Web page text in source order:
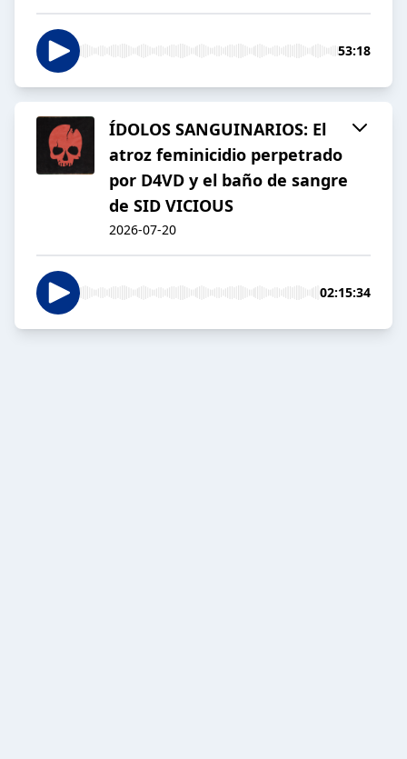
53:18
ÍDOLOS SANGUINARIOS: El
atroz feminicidio perpetrado
por D4VD y el baño de sangre
de SID VICIOUS
2026-07-20
02:15:34